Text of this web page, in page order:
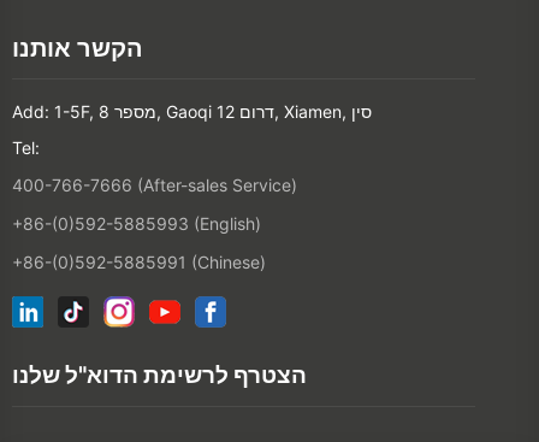
הקשר אותנו
Add: 1-5F, מספר 8, Gaoqi דרום 12, Xiamen, סין
Tel:
400-766-7666 (After-sales Service)
+86-(0)592-5885993 (English)
+86-(0)592-5885991 (Chinese)
הצטרף לרשימת הדוא"ל שלנו